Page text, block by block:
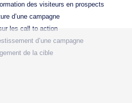
des visiteurs en prospects
d’une campagne
les call to action
d’une campagne
de la cible